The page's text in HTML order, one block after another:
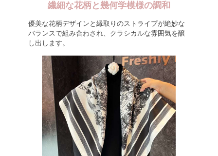
繊細な花柄と幾何学模様の調和
優美な花柄デザインと縁取りのストライプが絶妙な
バランスで組み合わされ、クラシカルな雰囲気を醸
し出します。